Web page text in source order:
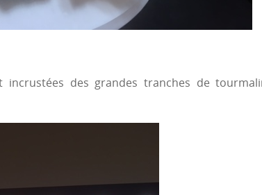
des grandes tranches de